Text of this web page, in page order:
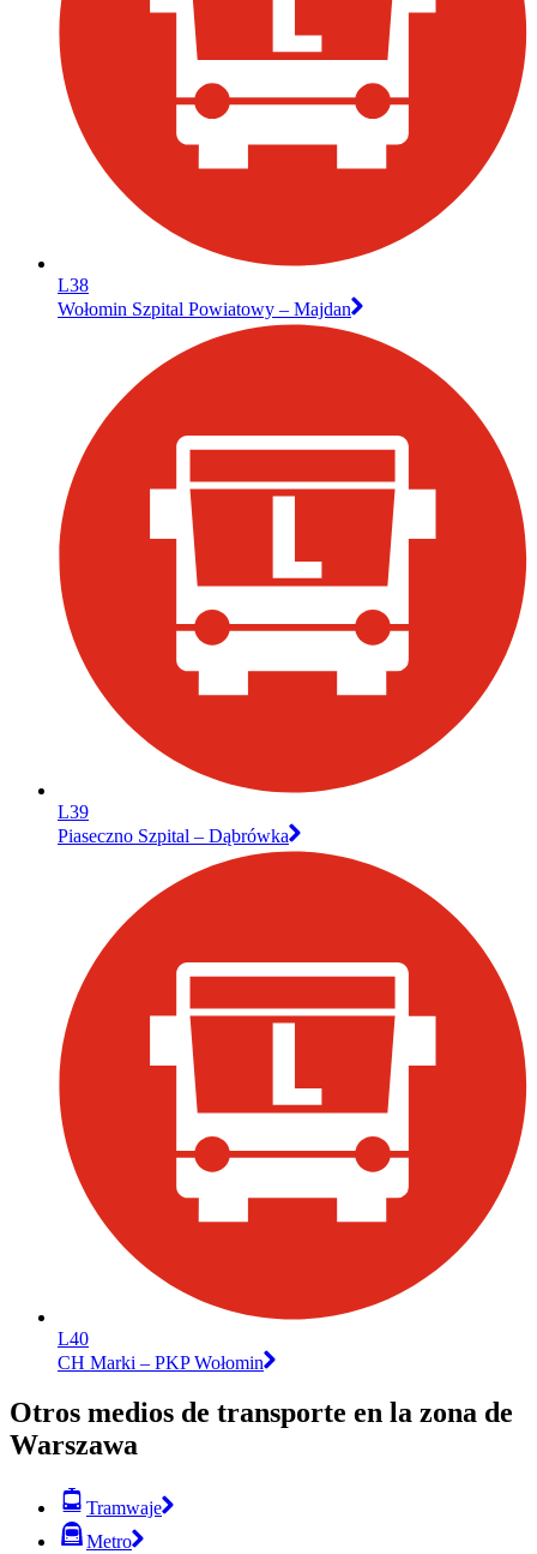
L38
Wołomin Szpital Powiatowy – Majdan
L39
Piaseczno Szpital – Dąbrówka
L40
CH Marki – PKP Wołomin
Otros medios de transporte en la zona de
Warszawa
Tramwaje
Metro